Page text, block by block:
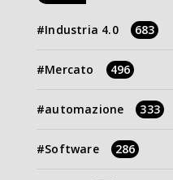
Industria 4.0 683
Mercato 496
automazione 333
Software 286